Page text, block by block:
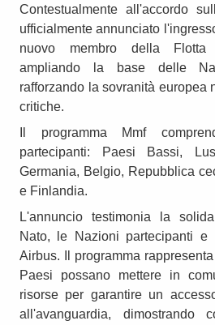
Contestualmente all'accordo
ufficialmente annunciato
nuovo membro della Flotta
ampliando la base delle
rafforzando la sovranità europea
critiche.
Il programma Mmf
partecipanti: Paesi Bassi,
Germania, Belgio, Repubblica
e Finlandia.
L'annuncio testimonia la
Nato, le Nazioni partecipanti e
Airbus. Il programma
Paesi possano mettere in
risorse per garantire un
all'avanguardia, dimostrando